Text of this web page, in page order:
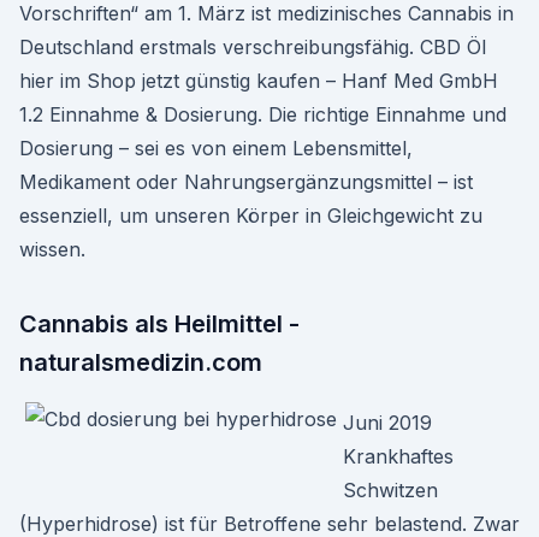
Vorschriften“ am 1. März ist medizinisches Cannabis in
Deutschland erstmals verschreibungsfähig. CBD Öl
hier im Shop jetzt günstig kaufen – Hanf Med GmbH
1.2 Einnahme & Dosierung. Die richtige Einnahme und
Dosierung – sei es von einem Lebensmittel,
Medikament oder Nahrungsergänzungsmittel – ist
essenziell, um unseren Körper in Gleichgewicht zu
wissen.
Cannabis als Heilmittel -
naturalsmedizin.com
Juni 2019
Krankhaftes
Schwitzen
(Hyperhidrose) ist für Betroffene sehr belastend. Zwar